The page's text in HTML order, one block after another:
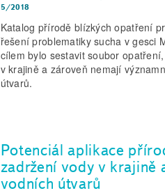
5/2018
Katalog přírodě blízkých opatření
řešení problematiky sucha v gesci
cílem bylo sestavit soubor
v krajině a zároveň nemají
útvarů.
Potenciál aplikace
zadržení vody v krajině
vodních útvarů